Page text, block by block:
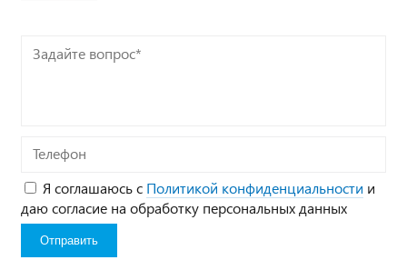
Задайте
вопрос*
Телефон
Я соглашаюсь с Политикой конфиденциальности и
даю согласие на обработку персональных данных